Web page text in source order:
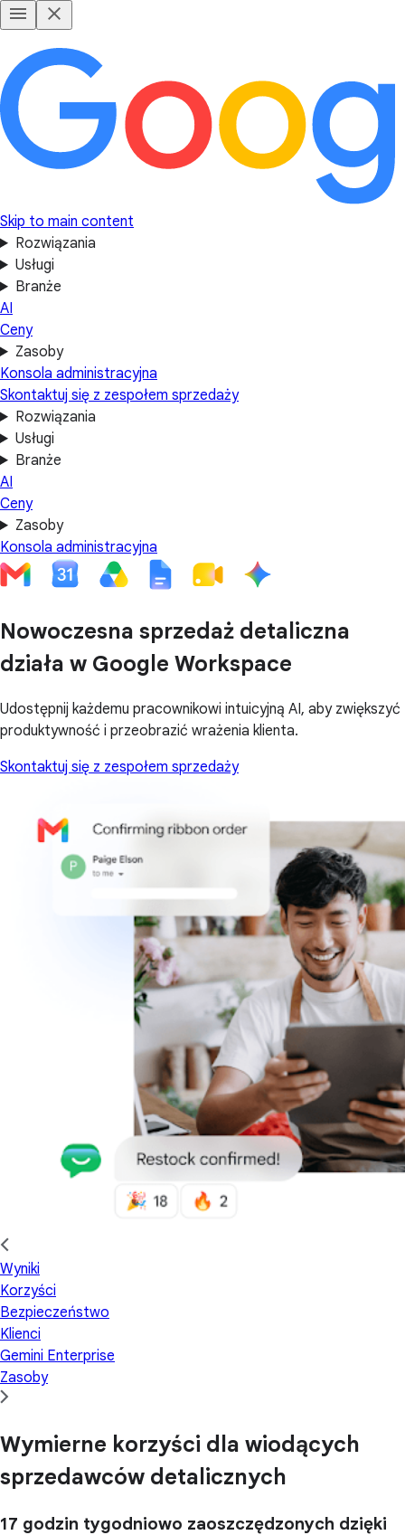
Skip to main content
Rozwiązania
Usługi
Branże
AI
Ceny
Zasoby
Konsola administracyjna
Skontaktuj się z zespołem sprzedaży
Rozwiązania
Usługi
Branże
AI
Ceny
Zasoby
Konsola administracyjna
Nowoczesna sprzedaż detaliczna
działa w Google Workspace
Udostępnij każdemu pracownikowi intuicyjną AI, aby zwiększyć
produktywność i przeobrazić wrażenia klienta.
Skontaktuj się z zespołem sprzedaży
Wyniki
Korzyści
Bezpieczeństwo
Klienci
Gemini Enterprise
Zasoby
Wymierne korzyści dla wiodących
sprzedawców detalicznych
17 godzin tygodniowo zaoszczędzonych dzięki